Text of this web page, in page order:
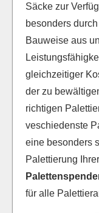
Säcke zur
besonders
Bauweise aus
gleichzeitiger
der zu
richtigen
veschiedenste
eine besonders
Palettierung
für alle